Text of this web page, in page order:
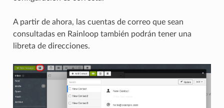
A partir de ahora, las cuentas de correo que sean
consultadas en Rainloop también podrán tener una
libreta de direcciones.